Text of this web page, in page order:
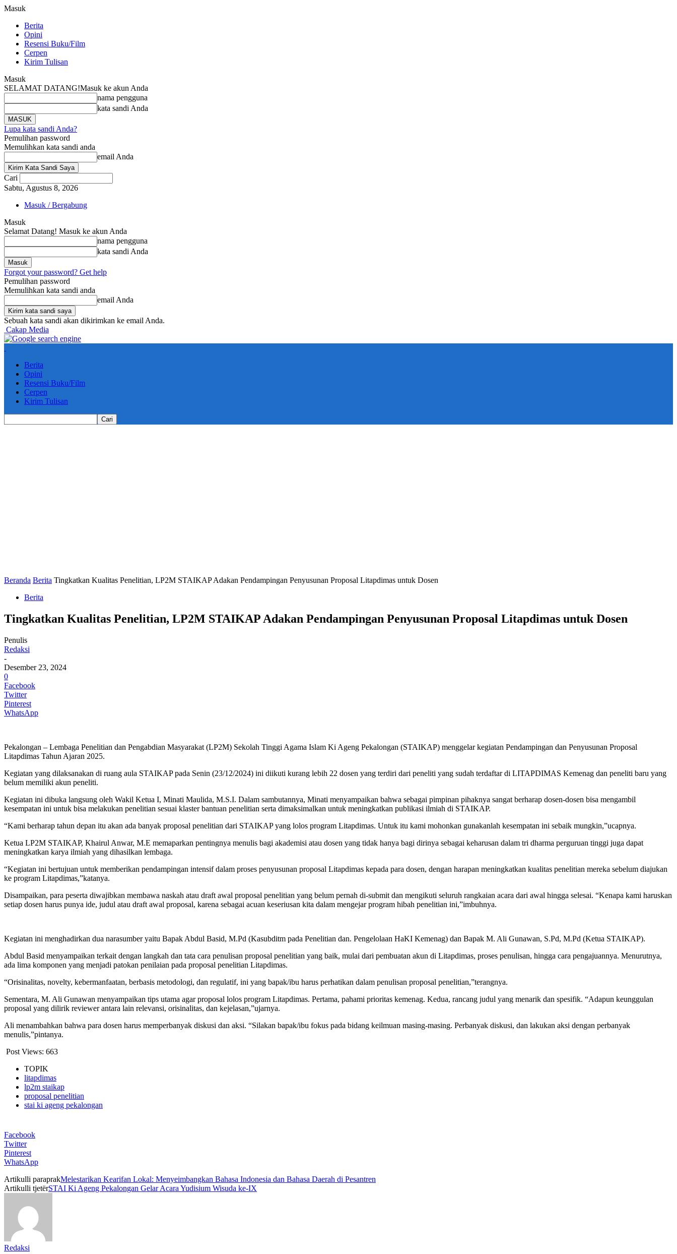
Masuk
Berita
Opini
Resensi Buku/Film
Cerpen
Kirim Tulisan
Masuk
SELAMAT DATANG!Masuk ke akun Anda
nama pengguna
kata sandi Anda
Lupa kata sandi Anda?
Pemulihan password
Memulihkan kata sandi anda
email Anda
Cari
Sabtu, Agustus 8, 2026
Masuk / Bergabung
Masuk
Selamat Datang! Masuk ke akun Anda
nama pengguna
kata sandi Anda
Forgot your password? Get help
Pemulihan password
Memulihkan kata sandi anda
email Anda
Sebuah kata sandi akan dikirimkan ke email Anda.
Cakap Media
Berita
Opini
Resensi Buku/Film
Cerpen
Kirim Tulisan
Beranda Berita Tingkatkan Kualitas Penelitian, LP2M STAIKAP Adakan Pendampingan Penyusunan Proposal Litapdimas untuk Dosen
Berita
Tingkatkan Kualitas Penelitian, LP2M STAIKAP Adakan Pendampingan Penyusunan Proposal Litapdimas untuk Dosen
Penulis
Redaksi
-
Desember 23, 2024
0
Facebook
Twitter
Pinterest
WhatsApp
Pekalongan – Lembaga Penelitian dan Pengabdian Masyarakat (LP2M) Sekolah Tinggi Agama Islam Ki Ageng Pekalongan (STAIKAP) menggelar kegiatan Pendampingan dan Penyusunan Proposal
Litapdimas Tahun Ajaran 2025.
Kegiatan yang dilaksanakan di ruang aula STAIKAP pada Senin (23/12/2024) ini diikuti kurang lebih 22 dosen yang terdiri dari peneliti yang sudah terdaftar di LITAPDIMAS Kemenag dan peneliti baru yang
belum memiliki akun peneliti.
Kegiatan ini dibuka langsung oleh Wakil Ketua I, Minati Maulida, M.S.I. Dalam sambutannya, Minati menyampaikan bahwa sebagai pimpinan pihaknya sangat berharap dosen-dosen bisa mengambil
kesempatan ini untuk bisa melakukan penelitian sesuai klaster bantuan penelitian serta dimaksimalkan untuk meningkatkan publikasi ilmiah di STAIKAP.
“Kami berharap tahun depan itu akan ada banyak proposal penelitian dari STAIKAP yang lolos program Litapdimas. Untuk itu kami mohonkan gunakanlah kesempatan ini sebaik mungkin,”ucapnya.
Ketua LP2M STAIKAP, Khairul Anwar, M.E memaparkan pentingnya menulis bagi akademisi atau dosen yang tidak hanya bagi dirinya sebagai keharusan dalam tri dharma perguruan tinggi juga dapat
meningkatkan karya ilmiah yang dihasilkan lembaga.
“Kegiatan ini bertujuan untuk memberikan pendampingan intensif dalam proses penyusunan proposal Litapdimas kepada para dosen, dengan harapan meningkatkan kualitas penelitian mereka sebelum diajukan
ke program Litapdimas,”katanya.
Disampaikan, para peserta diwajibkan membawa naskah atau draft awal proposal penelitian yang belum pernah di-submit dan mengikuti seluruh rangkaian acara dari awal hingga selesai. “Kenapa kami haruskan
setiap dosen harus punya ide, judul atau draft awal proposal, karena sebagai acuan keseriusan kita dalam mengejar program hibah penelitian ini,”imbuhnya.
Kegiatan ini menghadirkan dua narasumber yaitu Bapak Abdul Basid, M.Pd (Kasubditm pada Penelitian dan. Pengelolaan HaKI Kemenag) dan Bapak M. Ali Gunawan, S.Pd, M.Pd (Ketua STAIKAP).
Abdul Basid menyampaikan terkait dengan langkah dan tata cara penulisan proposal penelitian yang baik, mulai dari pembuatan akun di Litapdimas, proses penulisan, hingga cara pengajuannya. Menurutnya,
ada lima komponen yang menjadi patokan penilaian pada proposal penelitian Litapdimas.
“Orisinalitas, novelty, kebermanfaatan, berbasis metodologi, dan regulatif, ini yang bapak/ibu harus perhatikan dalam penulisan proposal penelitian,”terangnya.
Sementara, M. Ali Gunawan menyampaikan tips utama agar proposal lolos program Litapdimas. Pertama, pahami prioritas kemenag. Kedua, rancang judul yang menarik dan spesifik. “Adapun keunggulan
proposal yang dilirik reviewer antara lain relevansi, orisinalitas, dan kejelasan,”ujarnya.
Ali menambahkan bahwa para dosen harus memperbanyak diskusi dan aksi. “Silakan bapak/ibu fokus pada bidang keilmuan masing-masing. Perbanyak diskusi, dan lakukan aksi dengan perbanyak
menulis,”pintanya.
Post Views: 663
TOPIK
litapdimas
lp2m staikap
proposal penelitian
stai ki ageng pekalongan
Facebook
Twitter
Pinterest
WhatsApp
Artikulli paraprakMelestarikan Kearifan Lokal: Menyeimbangkan Bahasa Indonesia dan Bahasa Daerah di Pesantren
Artikulli tjetërSTAI Ki Ageng Pekalongan Gelar Acara Yudisium Wisuda ke-IX
Redaksi